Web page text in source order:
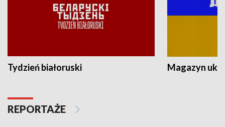
Tydzień białoruski Magazyn
REPORTAŻE